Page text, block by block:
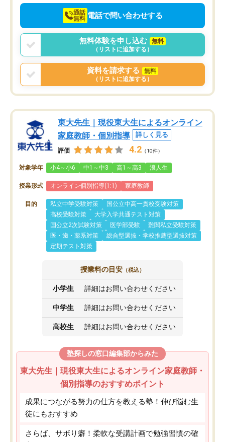
通話
無料 電話で問い合わせする
無料体験を申し込む
無料
（リストに追加する）
資料を請求する
無料
（リストに追加する）
東大先生｜現役東大生によるオンライン
家庭教師・個別指導
詳しく見る
評価 4.2 （10件）
対象学年 小4～小6 中1～中3 高1～高3 浪人生
授業形式 オンライン個別指導(1:1) 家庭教師
目的 私立中学受験対策
国公立中高一貫校受験対策
高校受験対策
大学入学共通テスト対策
国公立2次試験対策
医学部受験
難関私立受験対策
医・歯・薬系対策
総合型選抜・学校推薦型選抜対策
定期テスト対策
授業料の目安 （税込）
小学生 詳細はお問い合わせください
中学生 詳細はお問い合わせください
高校生 詳細はお問い合わせください
塾探しの窓口編集部からみた
東大先生｜現役東大生によるオンライン家庭教師・
個別指導のおすすめポイント
成果につながる努力の仕方を教える塾！伸び悩む生
徒にもおすすめ
さらば、サボり癖！柔軟な受講計画で勉強習慣の確